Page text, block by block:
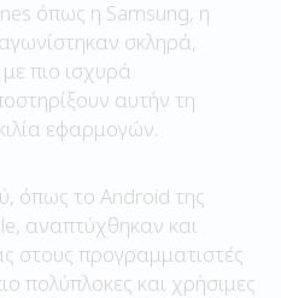
όπως η Samsung, η
σκληρά,
πιο ισχυρά
αυτήν τη
εφαρμογών.
όπως το Android της
αναπτύχθηκαν και
στους προγραμματιστές
πολύπλοκες και χρήσιμες